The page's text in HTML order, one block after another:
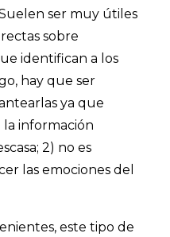
ser muy útiles
sobre
identifican a los
hay que ser
ya que
la información
2) no es
las emociones del
este tipo de